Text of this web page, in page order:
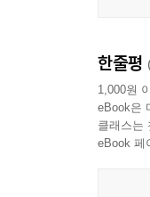
한줄평
1,000원
eBook은
클래스는
eBook 페